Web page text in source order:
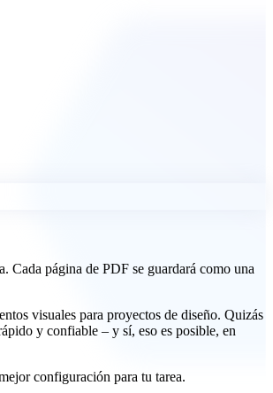
Cada página de PDF se guardará como una
visuales para proyectos de diseño. Quizás
y confiable – y sí, eso es posible, en
configuración para tu tarea.